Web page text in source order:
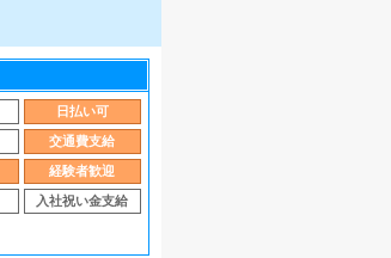
日払い可
交通費支給
経験者歓迎
入社祝い金支給